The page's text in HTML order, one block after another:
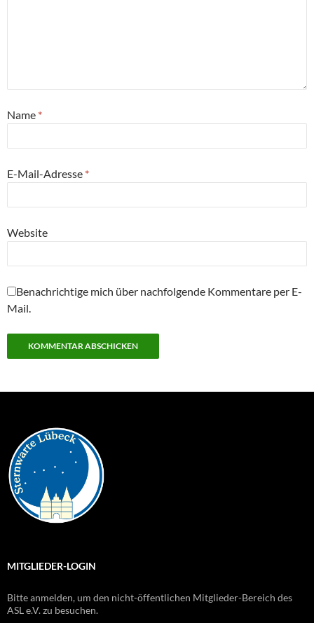
Name *
E-Mail-Adresse *
Website
Benachrichtige mich über nachfolgende Kommentare per E-
Mail.
MITGLIEDER-LOGIN
Bitte anmelden, um den nicht-öffentlichen Mitglieder-Bereich des
ASL e.V. zu besuchen.